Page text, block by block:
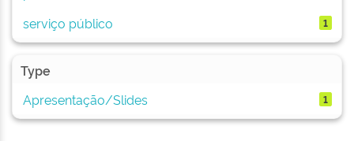
serviço público 1
Type
Apresentação/Slides
1